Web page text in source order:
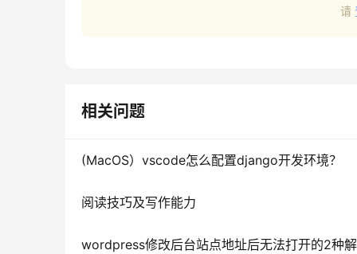
请
相关问题
(MacOS）vscode怎么配置django开发环境？
阅读技巧及写作能力
wordpress修改后台站点地址后无法打开的2种